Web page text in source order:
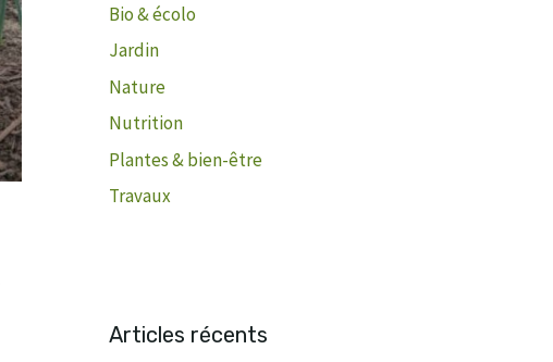
Bio & écolo
Jardin
Nature
Nutrition
Plantes & bien-être
Travaux
Articles récents